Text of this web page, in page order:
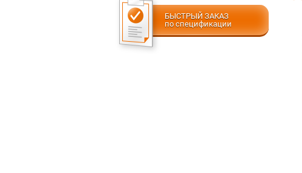
БЫСТРЫЙ ЗАКАЗ
по спецификации